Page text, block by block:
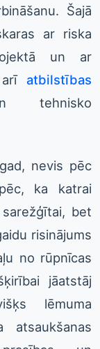
Šajā
ar riska
un ar
atbilstības
nevis pēc
ka katrai
bet
risinājums
no rūpnīcas
jāatstāj
lēmuma
atsaukšanas